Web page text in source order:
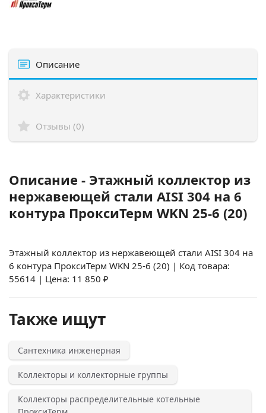
Описание
Характеристики
Отзывы (0)
Описание - Этажный коллектор из
нержавеющей стали AISI 304 на 6
контура ПроксиТерм WKN 25-6 (20)
Этажный коллектор из нержавеющей стали AISI 304 на
6 контура ПроксиТерм WKN 25-6 (20) | Код товара:
55614 | Цена: 11 850 ₽
Также ищут
Сантехника инженерная
Коллекторы и коллекторные группы
Коллекторы распределительные котельные